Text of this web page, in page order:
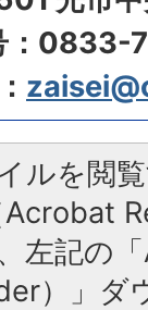
：0833-
ルを閲
左記の
）」ダ